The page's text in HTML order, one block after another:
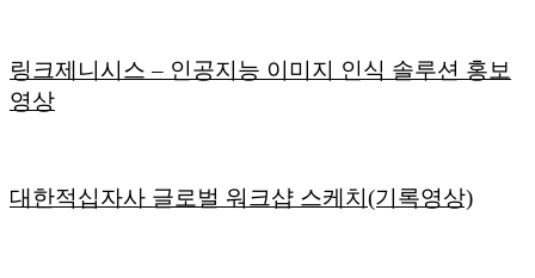
링크제니시스 – 인공지능 이미지 인식 솔루션 홍보
영상
대한적십자사 글로벌 워크샵 스케치(기록영상)